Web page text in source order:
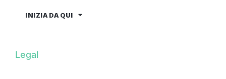
INIZIA DA QUI
Legal